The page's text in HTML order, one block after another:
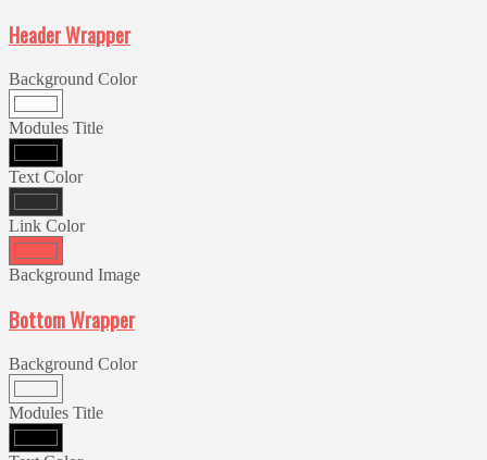
Header Wrapper
Background Color
Modules Title
Text Color
Link Color
Background Image
Bottom Wrapper
Background Color
Modules Title